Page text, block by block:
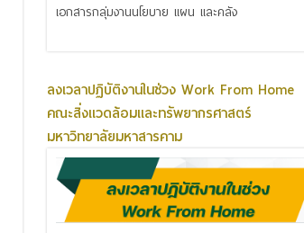
เอกสารกลุ่มงานนโยบาย แผน และคลัง
ลงเวลาปฏิบัติงานในช่วง Work From Home
คณะสิ่งแวดล้อมและทรัพยากรศาสตร์
มหาวิทยาลัยมหาสารคาม